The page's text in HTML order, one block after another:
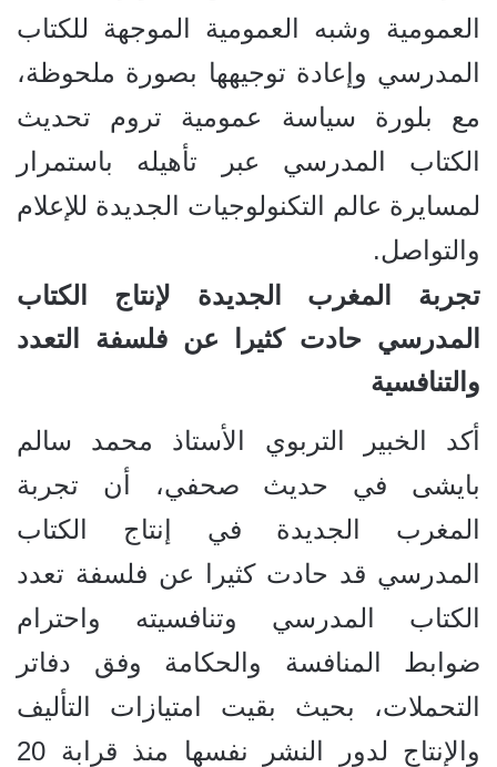
العمومية وشبه العمومية الموجهة للكتاب
المدرسي وإعادة توجيهها بصورة ملحوظة،
مع بلورة سياسة عمومية تروم تحديث
الكتاب المدرسي عبر تأهيله باستمرار
لمسايرة عالم التكنولوجيات الجديدة للإعلام
والتواصل.
تجربة المغرب الجديدة لإنتاج الكتاب
المدرسي حادت كثيرا عن فلسفة التعدد
والتنافسية
أكد الخبير التربوي الأستاذ محمد سالم
بايشى في حديث صحفي، أن تجربة
المغرب الجديدة في إنتاج الكتاب
المدرسي قد حادت كثيرا عن فلسفة تعدد
الكتاب المدرسي وتنافسيته واحترام
ضوابط المنافسة والحكامة وفق دفاتر
التحملات، بحيث بقيت امتيازات التأليف
والإنتاج لدور النشر نفسها منذ قرابة 20